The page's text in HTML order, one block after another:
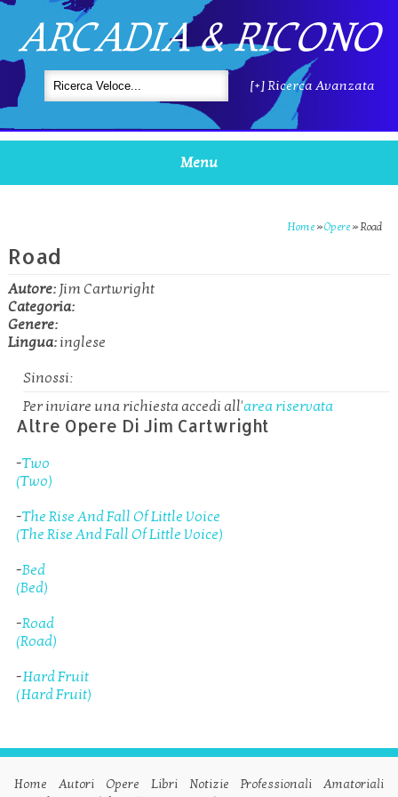
ARCADIA & RICONO
[+] Ricerca Avanzata
Menu
Home »Opere »Road
Road
Autore:Jim Cartwright
Categoria:
Genere:
Lingua:inglese
Sinossi:
Per inviare una richiesta accedi all'area riservata
Altre Opere Di Jim Cartwright
-Two
(Two)
-The Rise And Fall Of Little Voice
(The Rise And Fall Of Little Voice)
-Bed
(Bed)
-Road
(Road)
-Hard Fruit
(Hard Fruit)
Home Autori Opere Libri Notizie Professionali
Amatoriali